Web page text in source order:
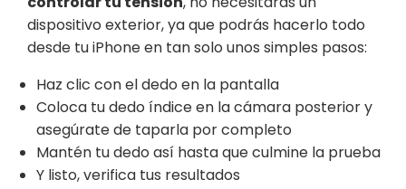
dispositivo exterior, ya que podrás hacerlo todo
desde tu iPhone en tan solo unos simples pasos:
Haz clic con el dedo en la pantalla
Coloca tu dedo índice en la cámara posterior y
asegúrate de taparla por completo
Mantén tu dedo así hasta que culmine la prueba
Y listo, verifica tus resultados